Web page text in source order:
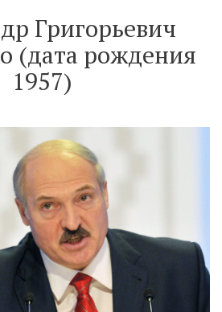
Григорьевич
(дата рождения
1957)